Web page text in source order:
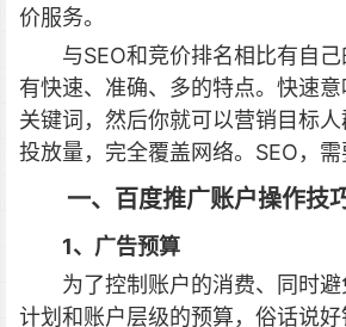
价服务。
与SEO和竞价排名相比有自
有快速、准确、多的特点。快速
关键词，然后你就可以营销目标
投放量，完全覆盖网络。SEO，
一、百度推广账户操作技
1、广告预算
为了控制账户的消费、同时
计划和账户层级的预算，俗话说